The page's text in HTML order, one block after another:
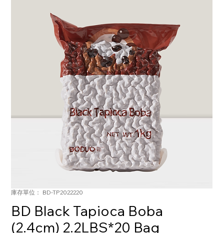
庫存單位： BD-TP2022220
BD Black Tapioca Boba
(2.4cm) 2.2LBS*20 Bag